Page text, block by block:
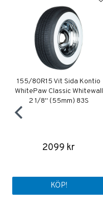
155/80R15 Vit Sida Kontio
WhitePaw Classic Whitewall
2 1/8" (55mm) 83S
2099 kr
KÖP!